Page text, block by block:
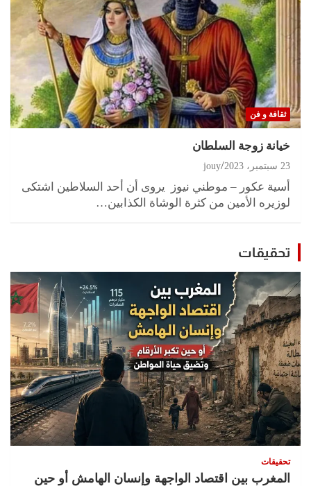
ثقافة و فن
خيانة زوجة السلطان
23 سبتمبر، 2023 jouy
أسية عكور – موطني نيوز يروى أن أحد السلاطين اشتكى
لوزيره الأمين من كثرة الوشاة الكذابين…
تحقيقات
تحقيقات
المغرب بين اقتصاد الواجهة وإنسان الهامش أو حين